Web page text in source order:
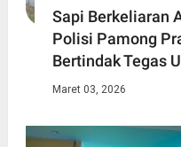
Sapi Berkeliaran
Polisi Pamong
Bertindak Tegas
Maret 03, 2026